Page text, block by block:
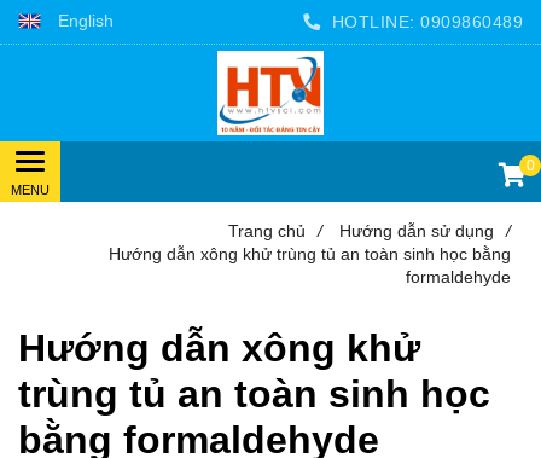
English HOTLINE: 0909860489
0
Trang chủ / Hướng dẫn sử dụng
/
Hướng dẫn xông khử trùng tủ an toàn sinh học bằng
formaldehyde
Hướng dẫn xông khử
trùng tủ an toàn sinh học
bằng formaldehyde